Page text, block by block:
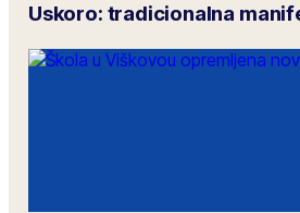
Uskoro: tradicionalna